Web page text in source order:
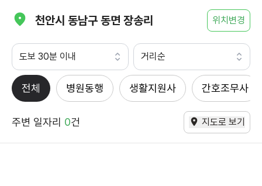
천안시 동남구 동면 장송리 위치변경
도보 30분 이내 거리순
전체 병원동행 생활지원사 간호조무사
주변 일자리 0건 지도로 보기